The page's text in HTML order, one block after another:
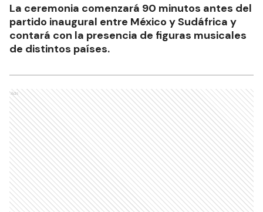
La ceremonia comenzará 90 minutos antes del
partido inaugural entre México y Sudáfrica y
contará con la presencia de figuras musicales
de distintos países.
Ads